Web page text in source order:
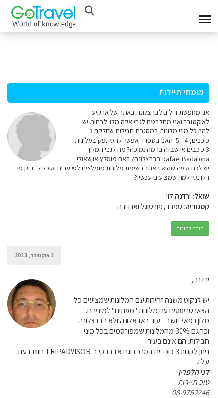
מומחי תיירות
אני מחפשת דילים לברצלונה באתר של ארקיע
לאוקטובר ואני מתלבטת לגבי איזה מלון לבחור. יש
להם כל מיני מלונות במסגרת חבילות שחלקם 3
כוכבים, 4 ו-5. האם בספרד אפשר להסתפק במלונות
3 כוכבים או שבזה ברמה נמוכה? מה לגבי המלון
Rafael Badalona בברצלונה? האם מומלץ או שאולי
יש לכם איפה שהוא באתר רשימת מלונות מומלצים לפי ערים ואוכל לבדוק מי
רלוונטי למה שמציעים עכשיו?
שואל: ירדנה לוי
קטגוריה: ספרד, פורטוגל ואנדורה
חזרה לפורום
2 אוקטובר, 2013
ירדנה,
יש לנקוט משנה זהירות עם המלונות שמציעים כל
הצארטריסטים עם מלונות "מפתים" למיניהם.
מלון רפאל יושב בעיר באדאלונה ולא בברצלונה
וכך גם 30% מהמלונות שמפורסמים בכל מיני
חבילות. הם אינם בעיר.
ניתן לקחת 3 כוכבים במרכז וגם אז בדקי ב-TRIPADVISOR חוות דעת
עליו.
דני הלפרין
טופ תיירות
08-9752246